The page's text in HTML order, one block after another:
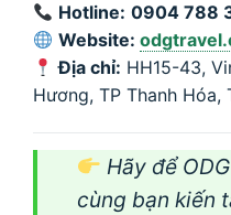
Hotline: 0904 788
Website:
Địa chỉ: HH15-43,
Hương, TP Thanh Hóa,
Hãy để
cùng bạn kiến